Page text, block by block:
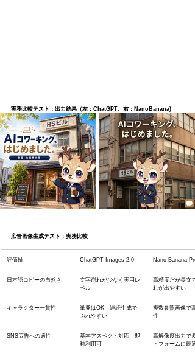
実務比較テスト：出力結果（左：ChatGPT、右：NanoBanana)
広告画像生成テスト：実務比較
評価軸 ChatGPT Images 2.0 Nano Banana Pro
日本語コピーの自然さ
文字崩れが少なく実用レ
ベル
高精度だが長文
れが出やすい
キャラクター一貫性
単発はOK、連続生成で
ぶれやすい
複数参照画像で
性
SNS広告への適性
基本アスペクト対応、即
時利用可
高解像度出力で
トフォームに最適